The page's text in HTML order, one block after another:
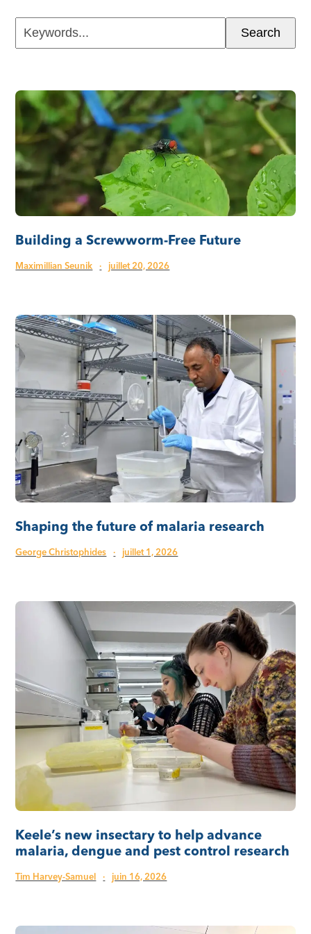
Keywords... Search
Building a Screwworm-Free Future
Maximillian Seunik · juillet 20, 2026
Shaping the future of malaria research
George Christophides · juillet 1, 2026
Keele’s new insectary to help advance
malaria, dengue and pest control research
Tim Harvey-Samuel · juin 16, 2026